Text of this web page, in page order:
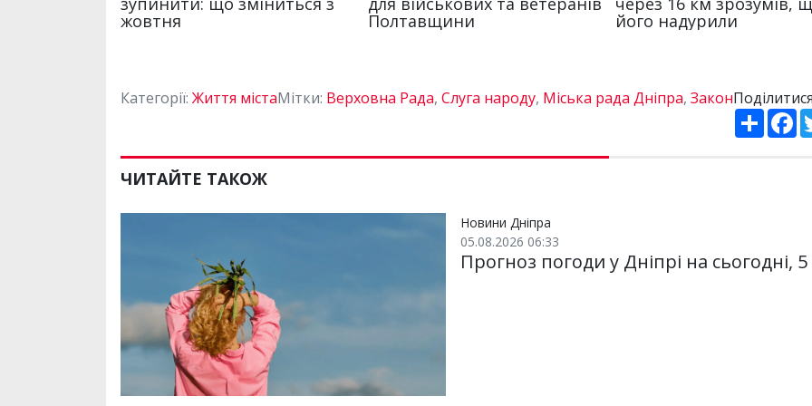
Категорії: Життя містаМітки: Верховна Рада, Слуга народу, Міська рада Дніпра, Закон
П
о
ш
F
a
c
ЧИТАЙТЕ ТАКОЖ
Новини Дніпра
05.08.2026 06:33
Прогноз погоди у Дніпрі на сьогодні,